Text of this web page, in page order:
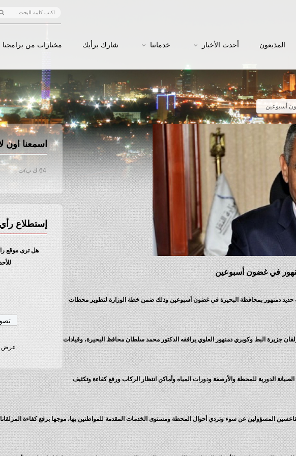
المذيعون أحدث الأخبار خدماتنا شارك برأيك مختارات من برامجنا
أسبوعين
اسمعنا اون
64 ك ب/ث
إستطلاع
هل ترى موقع
عرض
في غضون أسبوعين
دمنهور بمحافظة البحيرة في غضون أسبوعين وذلك ضمن خطة الوزارة لتطوير محطات
جزيرة البط وكوبري دمنهور العلوي يرافقه الدكتور محمد سلطان محافظ البحيرة، وقيادات
الدورية للمحطة والأرصفة ودورات المياه وأماكن انتظار الركاب ورفع كفاءة وتكثيف
المسؤولين عن سوء وتردي أحوال المحطة ومستوى الخدمات المقدمة للمواطنين بها، موجها برفع كفاءة